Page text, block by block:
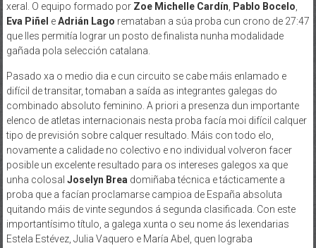
xeral. O equipo formado por Zoe Michelle Cardín, Pablo Bocelo,
Eva Piñel eAdrián Lago remataban a súa proba cun crono de 27:47
que lles permitía lograr un posto de finalista nunha modalidade
gañada pola selección catalana.
Pasado xa o medio dia e cun circuito se cabe máis enlamado e
difícil de transitar, tomaban a saída as integrantes galegas do
combinado absoluto feminino. A priori a presenza dun importante
elenco de atletas internacionais nesta proba facía moi difícil calquer
tipo de previsión sobre calquer resultado. Máis con todo elo,
novamente a calidade no colectivo e no individual volveron facer
posible un excelente resultado para os intereses galegos xa que
unha colosal Joselyn Breadomiñaba técnica e tácticamente a
proba que a facían proclamarse campioa de España absoluta
quitando máis de vinte segundos á segunda clasificada. Con este
importantísimo título, a galega xunta o seu nome ás lexendarias
Estela Estévez, Julia Vaquero e María Abel, quen lograba